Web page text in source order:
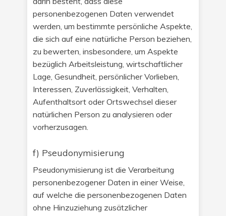
personenbezogenen Daten verwendet
werden, um bestimmte persönliche Aspekte,
die sich auf eine natürliche Person beziehen,
zu bewerten, insbesondere, um Aspekte
bezüglich Arbeitsleistung, wirtschaftlicher
Lage, Gesundheit, persönlicher Vorlieben,
Interessen, Zuverlässigkeit, Verhalten,
Aufenthaltsort oder Ortswechsel dieser
natürlichen Person zu analysieren oder
vorherzusagen.
f) Pseudonymisierung
Pseudonymisierung ist die Verarbeitung
personenbezogener Daten in einer Weise,
auf welche die personenbezogenen Daten
ohne Hinzuziehung zusätzlicher